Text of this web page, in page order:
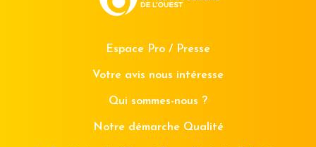
Espace Pro / Presse
Votre avis nous intéresse
Qui sommes-nous ?
Notre démarche Qualité